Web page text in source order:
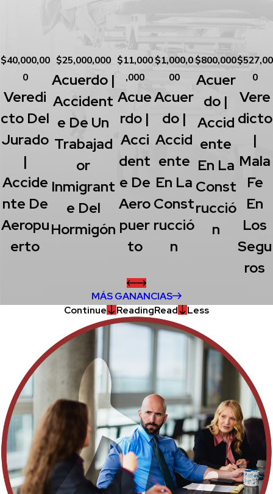
$40,000,00
0
Veredi
Cto Del
Jurado
|
Accide
Nte De
Aeropu
Erto
$25,000,000
Acuerdo |
Accident
E De Un
Trabajad
Or
Inmigrant
E Del
Hormigón
$11,000
,000
Acue
Rdo |
Acci
Dent
E De
Aero
Puer
To
$1,000,0
00
Acuer
Do |
Accid
Ente
En La
Const
Rucció
N
$800,000
Acuer
Do |
Accid
Ente
En La
Const
Rucció
N
$527,00
0
Vere
Dicto
|
Mala
Fe
En
Los
Segu
Ros
MÁS GANANCIAS
Continue
ReadingRead Less